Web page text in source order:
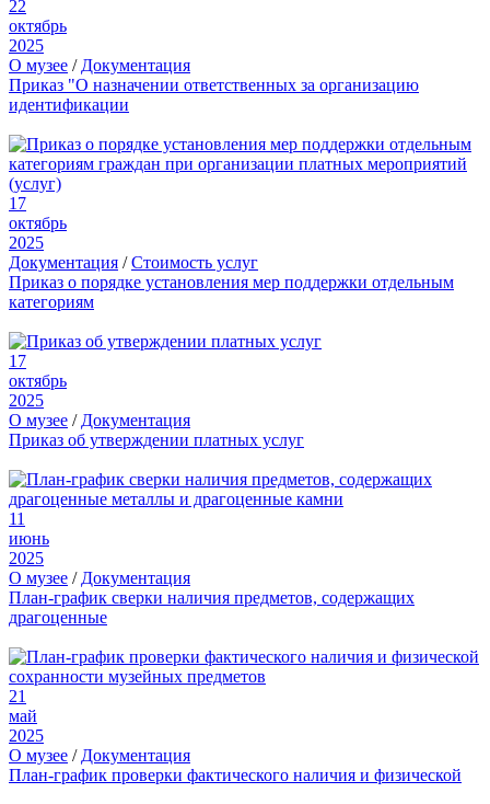
22
октябрь
2025
О музее / Документация
Приказ "О назначении ответственных за организацию
идентификации
17
октябрь
2025
Документация /Стоимость услуг
Приказ о порядке установления мер поддержки отдельным
категориям
17
октябрь
2025
О музее / Документация
Приказ об утверждении платных услуг
11
июнь
2025
О музее / Документация
План-график сверки наличия предметов, содержащих
драгоценные
21
май
2025
О музее / Документация
План-график проверки фактического наличия и физической